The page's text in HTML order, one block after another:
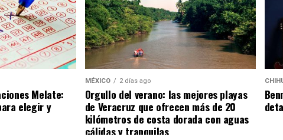
Melate:
elegir y
MÉXICO 2 días ago
Orgullo del verano: las mejores playas
de Veracruz que ofrecen más de 20
kilómetros de costa dorada con aguas
cálidas y tranquilas